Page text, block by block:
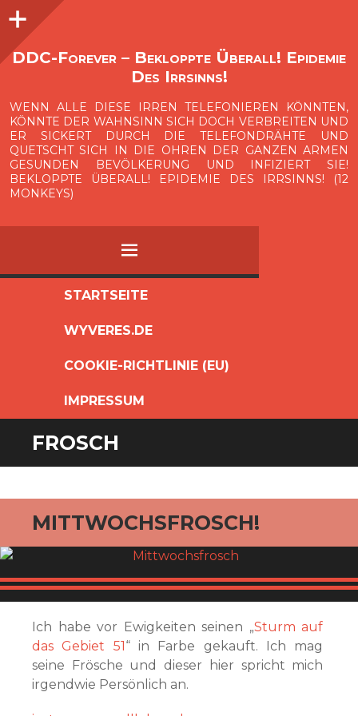
O
p
e
n
i
d
e
b
a
DDC-Forever – Bekloppte Überall! Epidemie
Des Irrsinns!
WENN ALLE DIESE IRREN TELEFONIEREN KÖNNTEN,
KÖNNTE DER WAHNSINN SICH DOCH VERBREITEN UND
ER SICKERT DURCH DIE TELEFONDRÄHTE UND
QUETSCHT SICH IN DIE OHREN DER GANZEN ARMEN
GESUNDEN BEVÖLKERUNG UND INFIZIERT SIE!
BEKLOPPTE ÜBERALL! EPIDEMIE DES IRRSINNS! (12
MONKEYS)
MENÜ
SPRINGEN
STARTSEITE
WYVERES.DE
COOKIE-RICHTLINIE (EU)
IMPRESSUM
Seitenleiste
FROSCH
MITTWOCHSFROSCH!
Ich habe vor Ewigkeiten seinen „Sturm auf
das Gebiet 51“ in Farbe gekauft. Ich mag
seine Frösche und dieser hier spricht mich
irgendwie Persönlich an.